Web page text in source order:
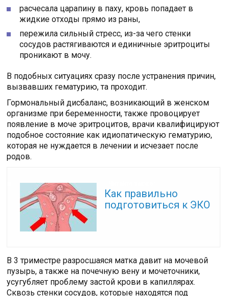
расчесала царапину в паху, кровь попадает в
жидкие отходы прямо из раны,
пережила сильный стресс, из-за чего стенки
сосудов растягиваются и единичные эритроциты
проникают в мочу.
В подобных ситуациях сразу после устранения причин,
вызвавших гематурию, та проходит.
Гормональный дисбаланс, возникающий в женском
организме при беременности, также провоцирует
появление в моче эритроцитов, врачи квалифицируют
подобное состояние как идиопатическую гематурию,
которая не нуждается в лечении и исчезает после
родов.
Как правильно
подготовиться к ЭКО
В 3 триместре разросшаяся матка давит на мочевой
пузырь, а также на почечную вену и мочеточники,
усугубляет проблему застой крови в капиллярах.
Сквозь стенки сосудов, которые находятся под